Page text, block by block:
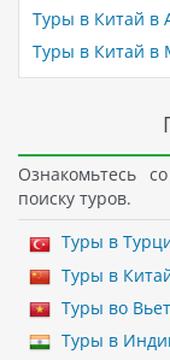
Туры в Китай в
Туры в Китай в
Ознакомьтесь
поиску туров.
Туры в
Туры в
Туры во
Туры в